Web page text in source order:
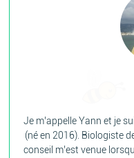
Je m’appelle Yann et je
(né en 2016). Biologiste
conseil m’est venue